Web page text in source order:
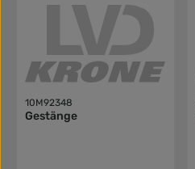
10M92348
Gestänge